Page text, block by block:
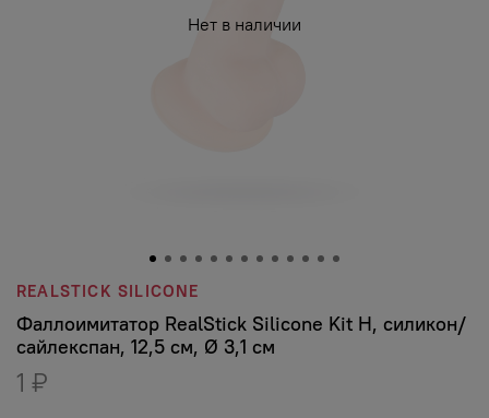
Нет в наличии
REALSTICK SILICONE
Фаллоимитатор RealStick Silicone Kit H, силикон/
сайлекспан, 12,5 см, Ø 3,1 см
1 ₽